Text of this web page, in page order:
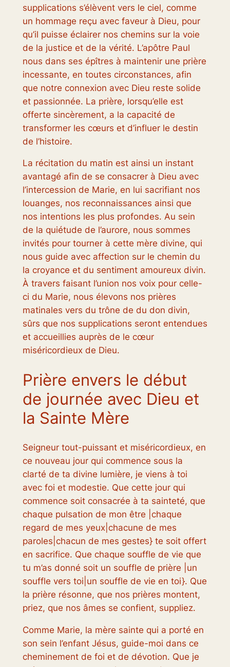
supplications s’élèvent vers le ciel, comme
un hommage reçu avec faveur à Dieu, pour
qu’il puisse éclairer nos chemins sur la voie
de la justice et de la vérité. L’apôtre Paul
nous dans ses épîtres à maintenir une prière
incessante, en toutes circonstances, afin
que notre connexion avec Dieu reste solide
et passionnée. La prière, lorsqu’elle est
offerte sincèrement, a la capacité de
transformer les cœurs et d’influer le destin
de l’histoire.
La récitation du matin est ainsi un instant
avantagé afin de se consacrer à Dieu avec
l’intercession de Marie, en lui sacrifiant nos
louanges, nos reconnaissances ainsi que
nos intentions les plus profondes. Au sein
de la quiétude de l’aurore, nous sommes
invités pour tourner à cette mère divine, qui
nous guide avec affection sur le chemin du
la croyance et du sentiment amoureux divin.
À travers faisant l’union nos voix pour celle-
ci du Marie, nous élevons nos prières
matinales vers du trône de du don divin,
sûrs que nos supplications seront entendues
et accueillies auprès de le cœur
miséricordieux de Dieu.
Prière envers le début
de journée avec Dieu et
la Sainte Mère
Seigneur tout-puissant et miséricordieux, en
ce nouveau jour qui commence sous la
clarté de ta divine lumière, je viens à toi
avec foi et modestie. Que cette jour qui
commence soit consacrée à ta sainteté, que
chaque pulsation de mon être |chaque
regard de mes yeux|chacune de mes
paroles|chacun de mes gestes} te soit offert
en sacrifice. Que chaque souffle de vie que
tu m’as donné soit un souffle de prière |un
souffle vers toi|un souffle de vie en toi}. Que
la prière résonne, que nos prières montent,
priez, que nos âmes se confient, suppliez.
Comme Marie, la mère sainte qui a porté en
son sein l’enfant Jésus, guide-moi dans ce
cheminement de foi et de dévotion. Que je